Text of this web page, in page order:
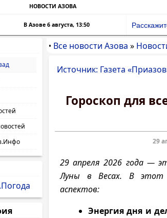
НОВОСТИ АЗОВА
В Азове 6 августа, 13:50
• Все новости Азова »
Источник: Газета
Гороскоп для
29
29 апреля 2026 года —
Луны в Весах. В этот
аспектов:
Энергия дня и